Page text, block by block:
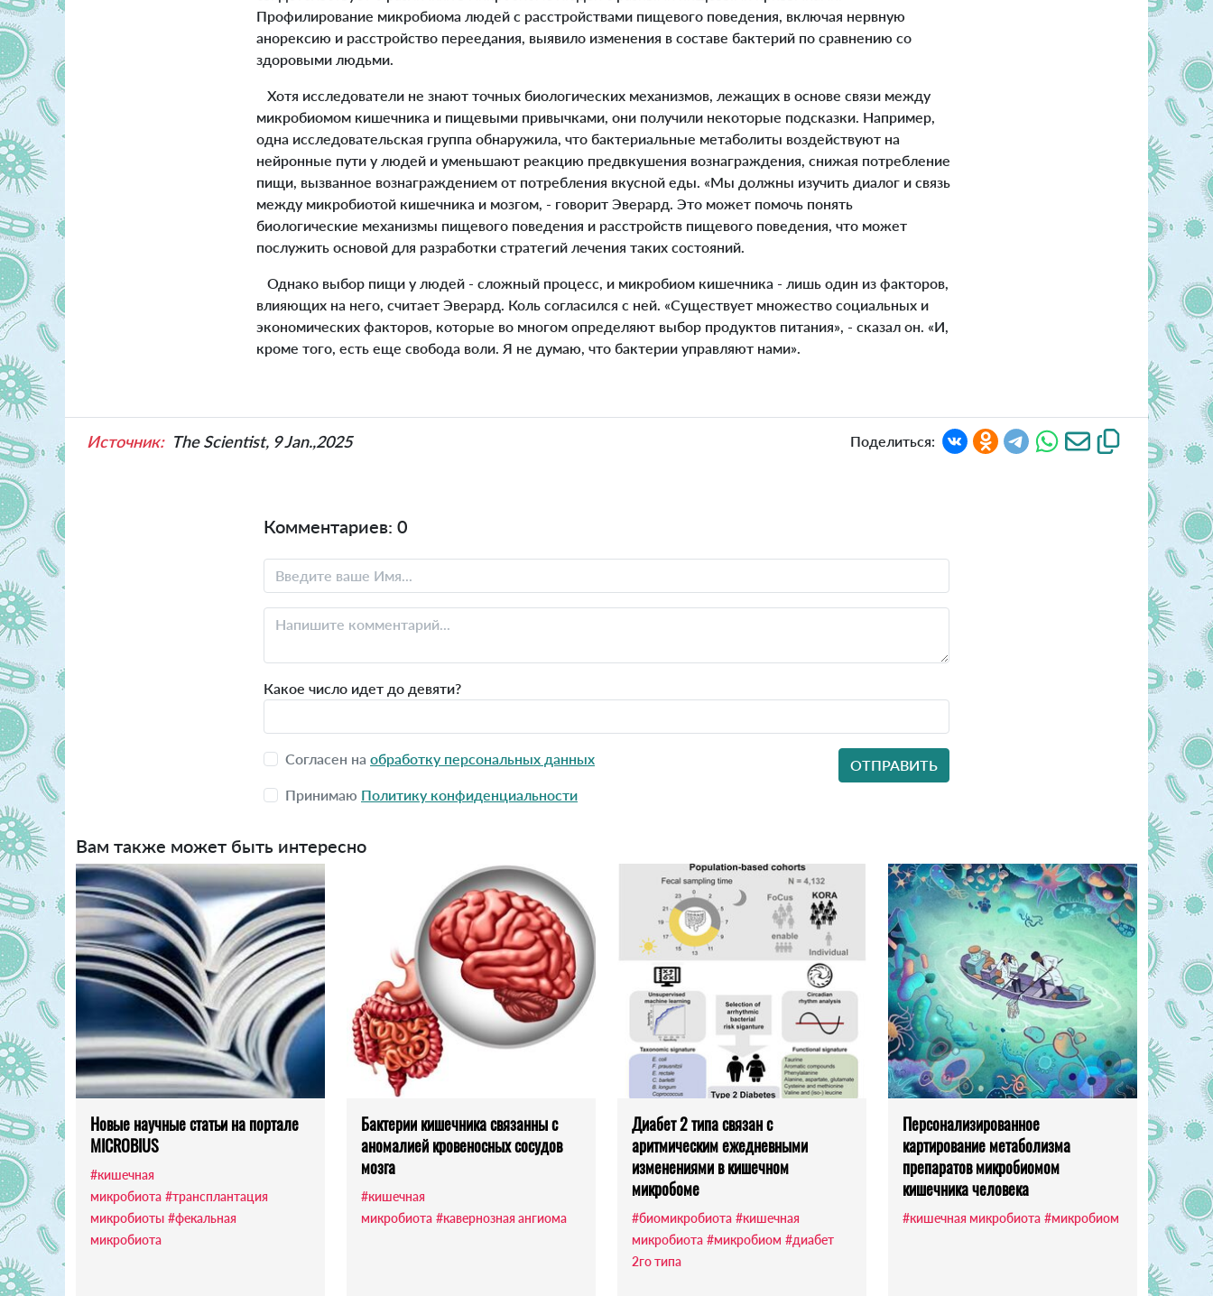
Профилирование микробиома людей с расстройствами пищевого поведения, включая нервную
анорексию и расстройство переедания, выявило изменения в составе бактерий по сравнению со
здоровыми людьми.
Хотя исследователи не знают точных биологических механизмов, лежащих в основе связи между
микробиомом кишечника и пищевыми привычками, они получили некоторые подсказки. Например,
одна исследовательская группа обнаружила, что бактериальные метаболиты воздействуют на
нейронные пути у людей и уменьшают реакцию предвкушения вознаграждения, снижая потребление
пищи, вызванное вознаграждением от потребления вкусной еды. «Мы должны изучить диалог и связь
между микробиотой кишечника и мозгом, - говорит Эверард. Это может помочь понять
биологические механизмы пищевого поведения и расстройств пищевого поведения, что может
послужить основой для разработки стратегий лечения таких состояний.
Однако выбор пищи у людей - сложный процесс, и микробиом кишечника - лишь один из факторов,
влияющих на него, считает Эверард. Коль согласился с ней. «Существует множество социальных и
экономических факторов, которые во многом определяют выбор продуктов питания», - сказал он. «И,
кроме того, есть еще свобода воли. Я не думаю, что бактерии управляют нами».
Источник: The Scientist, 9 Jan.,2025 Поделиться:
Комментариев: 0
Какое число идет до девяти?
Согласен на обработку персональных данных
Принимаю Политику конфиденциальности
Вам также может быть интересно
Новые научные статьи на портале
MICROBIUS
#кишечная
микробиота #трансплантация
микробиоты #фекальная
микробиота
Бактерии кишечника связанны с
аномалией кровеносных сосудов
мозга
#кишечная
микробиота #кавернозная ангиома
Диабет 2 типа связан с
аритмическим ежедневными
изменениями в кишечном
микробоме
#биомикробиота #кишечная
микробиота #микробиом #диабет
2го типа
Персонализированное
картирование метаболизма
препаратов микробиомом
кишечника человека
#кишечная микробиота #микробиом